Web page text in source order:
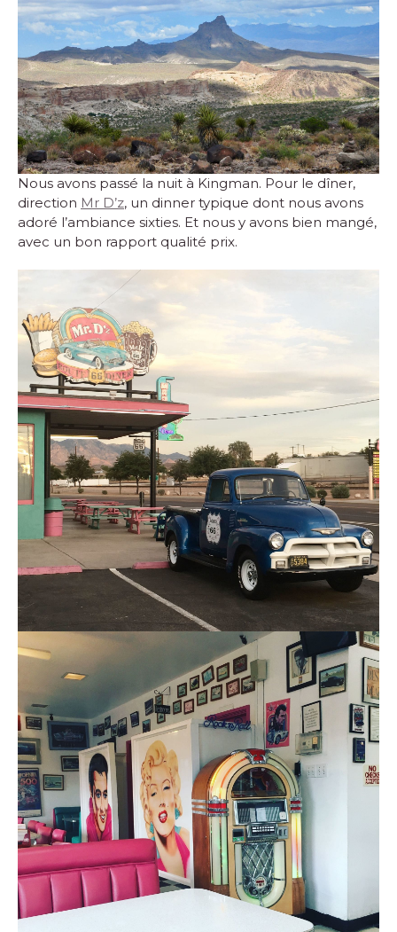
Nous avons passé la nuit à Kingman. Pour le dîner,
direction Mr D’z, un dinner typique dont nous avons
adoré l’ambiance sixties. Et nous y avons bien mangé,
avec un bon rapport qualité prix.